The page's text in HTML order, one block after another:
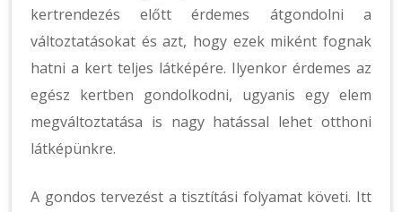
kertrendezés előtt érdemes átgondolni a
változtatásokat és azt, hogy ezek miként fognak
hatni a kert teljes látképére. Ilyenkor érdemes az
egész kertben gondolkodni, ugyanis egy elem
megváltoztatása is nagy hatással lehet otthoni
látképünkre.
A gondos tervezést a tisztítási folyamat követi. Itt